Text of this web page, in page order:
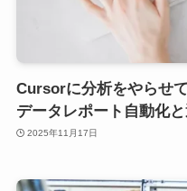
Cursorに分析をやらせ
データレポート自動化
2025年11月17日